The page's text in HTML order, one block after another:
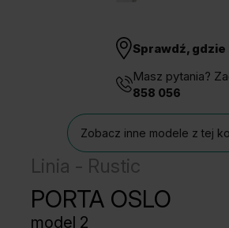
Sprawdź, gdzie
Masz pytania?
858 056
Zobacz inne modele z tej
Linia - Rustic
PORTA OSLO
model 2